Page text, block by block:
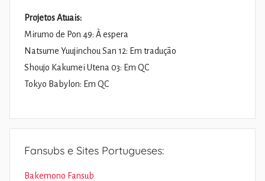
Projetos Atuais:
Mirumo de Pon 49: À espera
Natsume Yuujinchou San 12: Em tradução
Shoujo Kakumei Utena 03: Em QC
Tokyo Babylon: Em QC
Fansubs e Sites Portugueses:
Bakemono Fansub